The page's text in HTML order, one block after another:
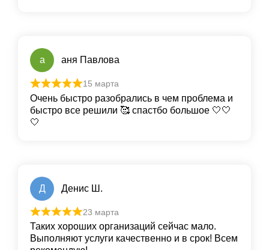
а аня Павлова
15 марта
Очень быстро разобрались в чем проблема и
быстро все решили 🥰 спастбо большое 🤍🤍
🤍
Д Денис Ш.
23 марта
Таких хороших организаций сейчас мало.
Выполняют услуги качественно и в срок! Всем